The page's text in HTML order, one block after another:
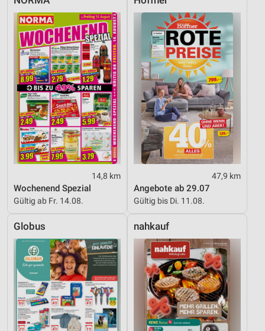
14,8 km
Wochenend Spezial
Gültig ab Fr. 14.08.
47,9 km
Angebote ab 29.07
Gültig bis Di. 11.08.
Globus nahkauf